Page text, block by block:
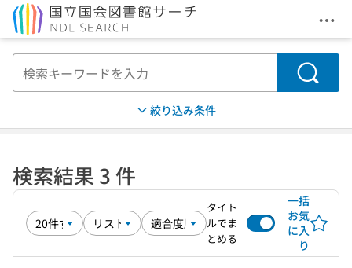
メ
検索
絞り込み条件
検索結果 3 件
タイト
ルでま
とめる
一括
お気
に入
り